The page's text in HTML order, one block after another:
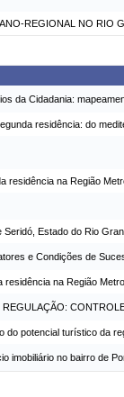
REGIONAL NO RIO
da Cidadania:
residência: do
residência na Região
Estado do Rio
e Condições de
na Região
do potencial turístico da
imobiliário no bairro de